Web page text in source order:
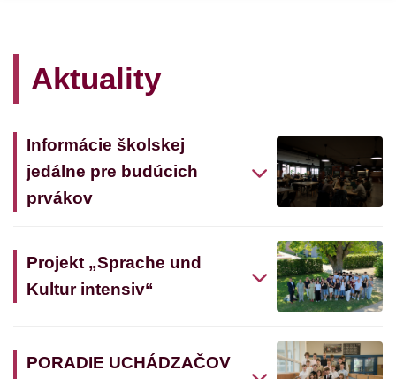
Aktuality
Informácie školskej
jedálne pre budúcich
prvákov
Projekt „Sprache und
Kultur intensiv“
PORADIE UCHÁDZAČOV